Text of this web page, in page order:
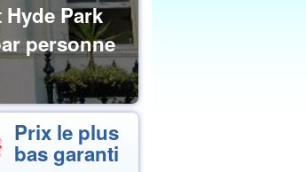
Park
personne
Prix le plus
bas garanti